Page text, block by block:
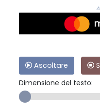
Ascoltare
Dimensione del testo: